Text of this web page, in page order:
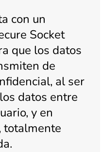
con un
Socket
que los datos
de
al ser
datos entre
y en
totalmente